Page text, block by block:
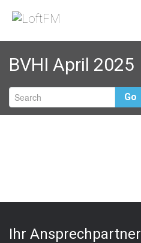
BVHI April 2025
Go
Ihr Ansprechpartner